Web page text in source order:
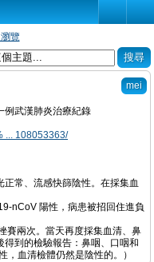
覽
mei
例武漢肺炎治療紀錄
... 108053363/
正常、流感快篩陰性。在採集血
nCoV 陽性，病患被招回住進負
賽兩次。當天再度採集血清、鼻
到的檢驗報告：鼻咽、口咽和
血清檢體仍然是陰性的。）